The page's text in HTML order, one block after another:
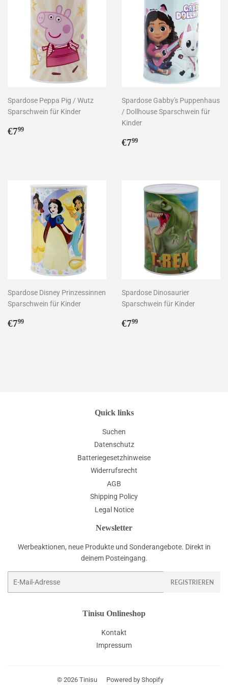
Spardose Peppa Pig / Wutz
Sparschwein für Kinder
Normaler
€799
Spardose Gabby's Puppenhaus
/ Dollhouse Sparschwein für
Kinder
Normaler
€799
Spardose Disney Prinzessinnen
Sparschwein für Kinder
Normaler
€799
Spardose Dinosaurier
Sparschwein für Kinder
Normaler
€799
Quick links
Suchen
Datenschutz
Batteriegesetzhinweise
Widerrufsrecht
AGB
Shipping Policy
Legal Notice
Newsletter
Werbeaktionen, neue Produkte und Sonderangebote. Direkt in
deinem Posteingang.
REGISTRIEREN
Tinisu Onlineshop
Kontakt
Impressum
© 2026 Tinisu Powered by Shopify